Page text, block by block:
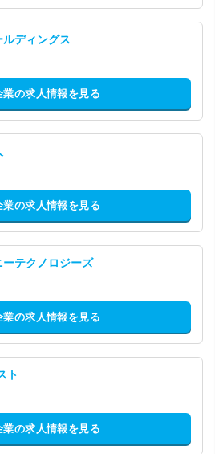
ディングス
業の求人情報を見る
業の求人情報を見る
テクノロジーズ
業の求人情報を見る
ト
業の求人情報を見る